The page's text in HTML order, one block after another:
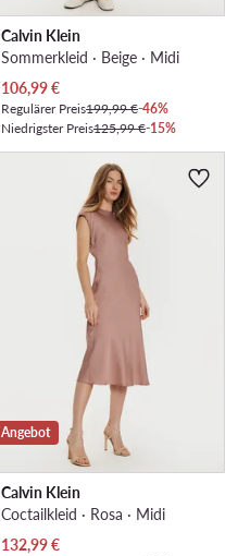
Calvin Klein
Sommerkleid · Beige · Midi
Aktueller Preis
106,99€
Regulärer Preis199,99 €-46%
Niedrigster Preis125,99 €-15%
Angebot
Calvin Klein
Coctailkleid · Rosa · Midi
Aktueller Preis
132,99€